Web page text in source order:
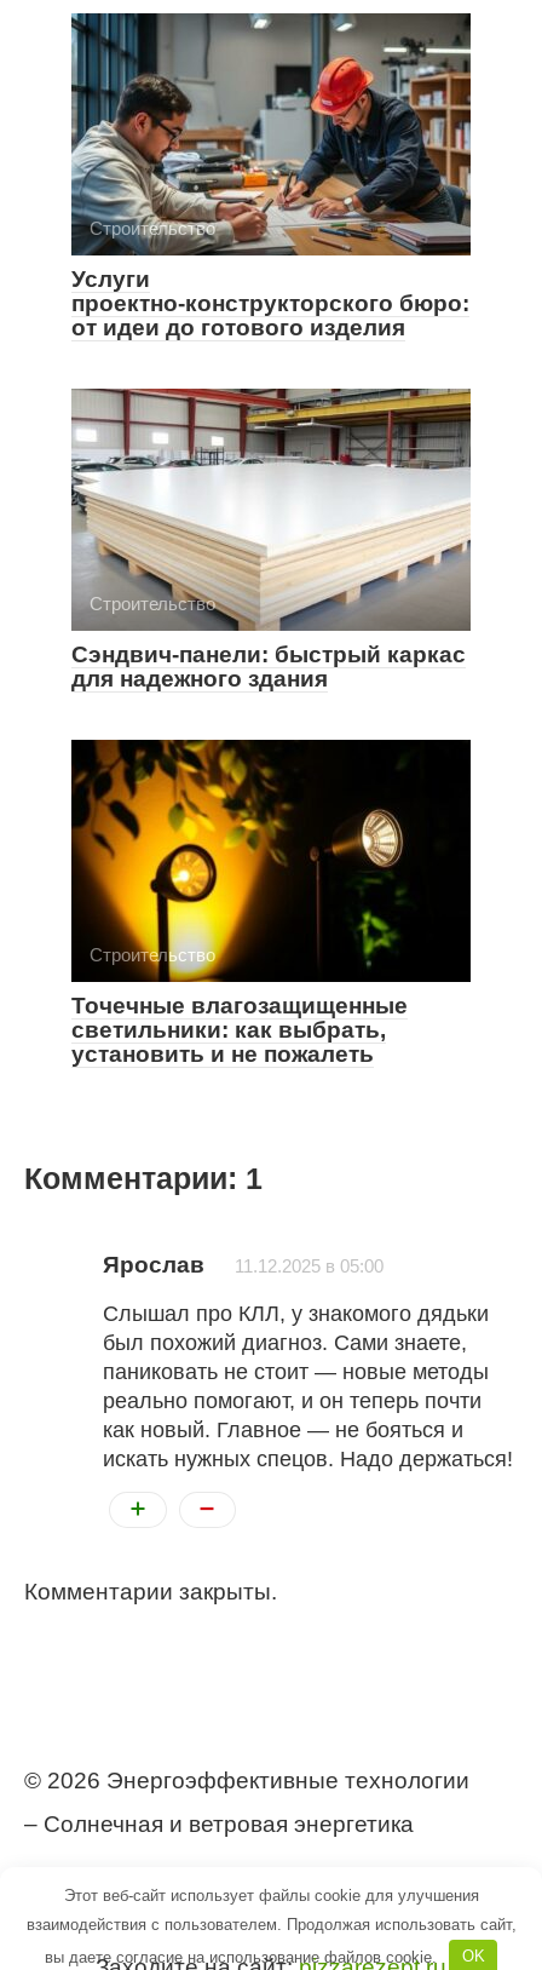
Строительство
Услуги
проектно‑конструкторского бюро:
от идеи до готового изделия
Строительство
Сэндвич-панели: быстрый каркас
для надежного здания
Строительство
Точечные влагозащищенные
светильники: как выбрать,
установить и не пожалеть
Комментарии: 1
Ярослав 11.12.2025 в 05:00
Слышал про КЛЛ, у знакомого дядьки
был похожий диагноз. Сами знаете,
паниковать не стоит — новые методы
реально помогают, и он теперь почти
как новый. Главное — не бояться и
искать нужных спецов. Надо держаться!
Комментарии закрыты.
© 2026 Энергоэффективные технологии
– Солнечная и ветровая энергетика
Этот веб-сайт использует файлы cookie для улучшения
взаимодействия с пользователем. Продолжая использовать сайт,
вы даете согласие на использование файлов cookie.
OK